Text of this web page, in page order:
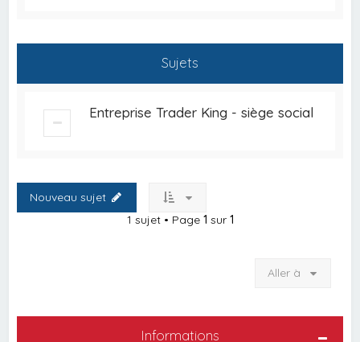
Sujets
Entreprise Trader King - siège social
Nouveau sujet
1 sujet • Page 1 sur 1
Aller à
Informations